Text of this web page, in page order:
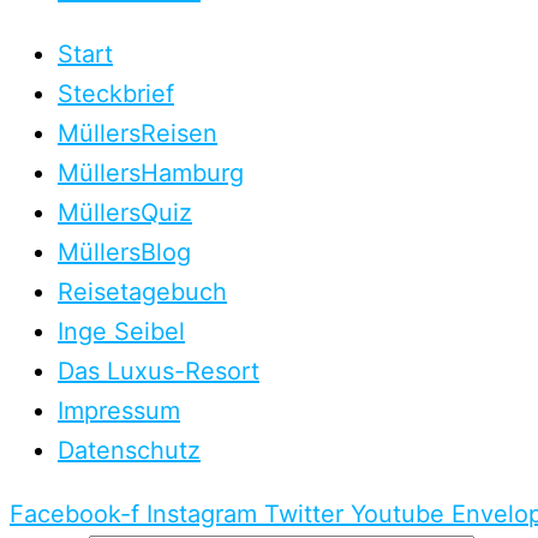
Start
Steckbrief
MüllersReisen
MüllersHamburg
MüllersQuiz
MüllersBlog
Reisetagebuch
Inge Seibel
Das Luxus-Resort
Impressum
Datenschutz
Facebook-f Instagram Twitter Youtube